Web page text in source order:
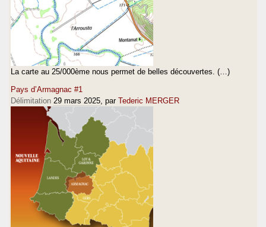
La carte au 25/000ème nous permet de belles découvertes. (…)
Pays d’Armagnac #1
Délimitation 29 mars 2025 , par Tederic MERGER